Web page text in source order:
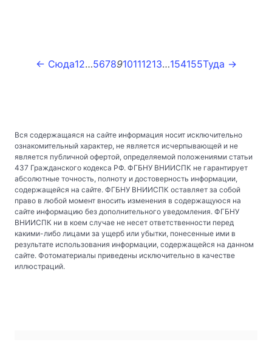
← Сюда12…5678910111213…154155Туда →
Вся содержащаяся на сайте информация носит исключительно
ознакомительный характер, не является исчерпывающей и не
является публичной офертой, определяемой положениями статьи
437 Гражданского кодекса РФ. ФГБНУ ВНИИСПК не гарантирует
абсолютные точность, полноту и достоверность информации,
содержащейся на сайте. ФГБНУ ВНИИСПК оставляет за собой
право в любой момент вносить изменения в содержащуюся на
сайте информацию без дополнительного уведомления. ФГБНУ
ВНИИСПК ни в коем случае не несет ответственности перед
какими-либо лицами за ущерб или убытки, понесенные ими в
результате использования информации, содержащейся на данном
сайте. Фотоматериалы приведены исключительно в качестве
иллюстраций.